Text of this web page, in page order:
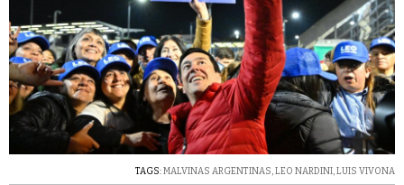
TAGS:MALVINAS ARGENTINAS,LEO NARDINI,LUIS VIVONA